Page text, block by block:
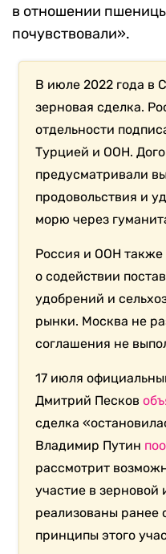
в отношении
почувствовали».
В июле 2022 года в
зерновая сделка.
отдельности
Турцией и ООН.
предусматривали
продовольствия и
морю через
Россия и ООН
о содействии
удобрений и
рынки. Москва не
соглашения не
17 июля
Дмитрий Песков
сделка
Владимир Путин
рассмотрит
участие в зерновой
реализованы ранее
принципы этого